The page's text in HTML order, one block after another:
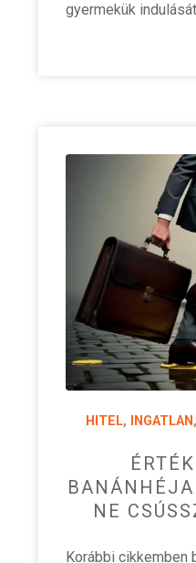
gyermekük
HITEL, INGATLAN ,
NE
Korábbi cikkemben